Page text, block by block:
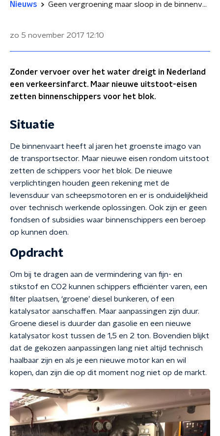
Nieuws Geen vergroening maar sloop in de binnenvaart
zo 5 november 2017 12:10
Zonder vervoer over het water dreigt in Nederland
een verkeersinfarct. Maar nieuwe uitstoot-eisen
zetten binnenschippers voor het blok.
Situatie
De binnenvaart heeft al jaren het groenste imago van
de transportsector. Maar nieuwe eisen rondom uitstoot
zetten de schippers voor het blok. De nieuwe
verplichtingen houden geen rekening met de
levensduur van scheepsmotoren en er is onduidelijkheid
over technisch werkende oplossingen. Ook zijn er geen
fondsen of subsidies waar binnenschippers een beroep
op kunnen doen.
Opdracht
Om bij te dragen aan de vermindering van fijn- en
stikstof en CO2 kunnen schippers efficiënter varen, een
filter plaatsen, ‘groene’ diesel bunkeren, of een
katalysator aanschaffen. Maar aanpassingen zijn duur.
Groene diesel is duurder dan gasolie en een nieuwe
katalysator kost tussen de 1,5 en 2 ton. Bovendien blijkt
dat de gekozen aanpassingen lang niet altijd technisch
haalbaar zijn en als je een nieuwe motor kan en wil
kopen, dan zijn die op dit moment nog niet op de markt.